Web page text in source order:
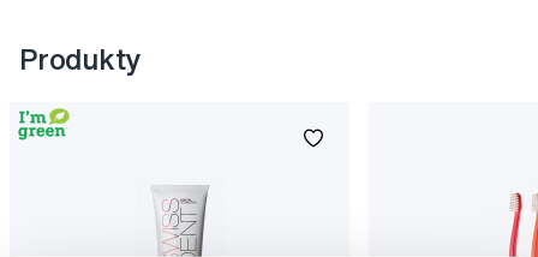
Produkty